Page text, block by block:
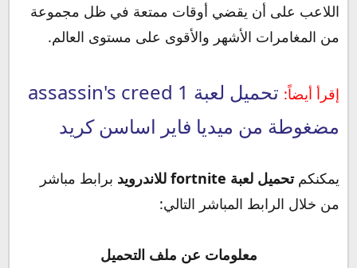
اللاعب على أن يقضي أوقات ممتعة في ظل مجموعة
من المغامرات الأشهر والأقوى على مستوى العالم.
إقرأ أيضاً:
تحميل لعبة assassin's creed 1
مضغوطة من ميديا فاير اساسن كريد
يمكنكمتحميل لعبة fortnite للاندرويد
برابط مباشر
من خلال الرابط المباشر التالي:
معلومات عن ملف التحميل